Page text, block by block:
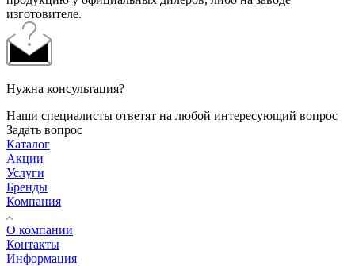
изготовителе.
Нужна консультация?
Наши специалисты ответят на любой интересующий вопрос
Задать вопрос
Каталог
Акции
Услуги
Бренды
Компания
О компании
Контакты
Информация